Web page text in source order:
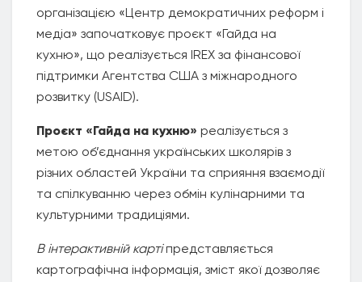
організацією «Центр демократичних реформ і
медіа» започатковує проєкт «Гайда на
кухню», що реалізується IREX за фінансової
підтримки Агентства США з міжнародного
розвитку (USAID).
Проєкт «Гайда на кухню» реалізується з
метою об’єднання українських школярів з
різних областей України та сприяння взаємодії
та спілкуванню через обмін кулінарними та
культурними традиціями.
В інтерактивній картіпредставляється
картографічна інформація, зміст якої дозволяє